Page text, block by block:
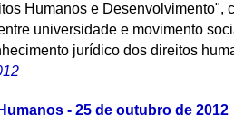
Humanos e Desenvolvimento",
universidade e movimento
jurídico dos direitos
- 25 de outubro de 2012